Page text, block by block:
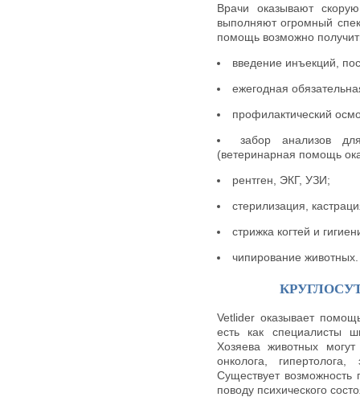
Врачи оказывают
выполняют огромный
помощь возможно
введение инъекций,
ежегодная
профилактический
забор анализов
(ветеринарная помощь
рентген, ЭКГ, УЗИ;
стерилизация,
стрижка когтей и
чипирование животных.
Vetlider оказывает
есть как специалисты
Хозяева животных могут
онколога,
Существует возможность
поводу психического